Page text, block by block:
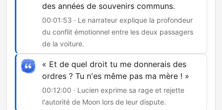
des années de souvenirs communs.
00:01:53 · Le narrateur explique la profondeur
du conflit émotionnel entre les deux passagers
de la voiture.
« Et de quel droit tu me donnerais des
ordres ? Tu n'es même pas ma mère ! »
00:12:00 · Lucien exprime sa rage et rejette
l'autorité de Moon lors de leur dispute.